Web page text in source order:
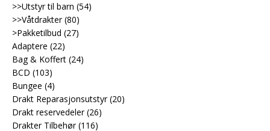
>>Utstyr til barn (54)
>>Våtdrakter (80)
>Pakketilbud (27)
Adaptere (22)
Bag & Koffert (24)
BCD (103)
Bungee (4)
Drakt Reparasjonsutstyr (20)
Drakt reservedeler (26)
Drakter Tilbehør (116)